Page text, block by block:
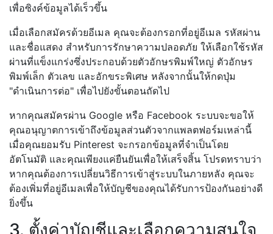
เพื่อซิงค์ข้อมูลได้เร็วขึ้น
เมื่อเลือกสมัครด้วยอีเมล คุณจะต้องกรอกที่อยู่อีเมล รหัสผ่าน
และชื่อแสดง สำหรับการรักษาความปลอดภัย ให้เลือกใช้รหัส
ผ่านที่แข็งแกร่งซึ่งประกอบด้วยตัวอักษรพิมพ์ใหญ่ ตัวอักษร
พิมพ์เล็ก ตัวเลข และอักขระพิเศษ หลังจากนั้นให้กดปุ่ม
"ดำเนินการต่อ" เพื่อไปยังขั้นตอนถัดไป
หากคุณสมัครผ่าน Google หรือ Facebook ระบบจะขอให้
คุณอนุญาตการเข้าถึงข้อมูลส่วนตัวจากแพลตฟอร์มเหล่านี้
เมื่อคุณยอมรับ Pinterest จะกรอกข้อมูลที่จำเป็นโดย
อัตโนมัติ และคุณเพียงแค่ยืนยันเพื่อให้เสร็จสิ้น โปรดทราบว่า
หากคุณต้องการเปลี่ยนวิธีการเข้าสู่ระบบในภายหลัง คุณจะ
ต้องเพิ่มที่อยู่อีเมลเพื่อให้บัญชีของคุณได้รับการป้องกันอย่างดี
ยิ่งขึ้น
3. ตั้งค่าบัญชีและเลือกความสนใจ